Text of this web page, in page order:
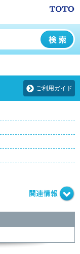
ご利用ガイド